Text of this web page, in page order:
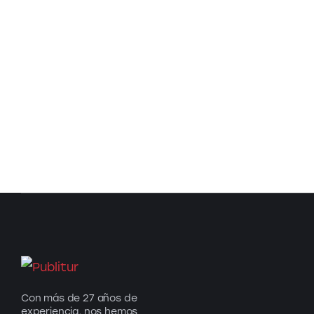
Con más de 27 años de
experiencia, nos hemos